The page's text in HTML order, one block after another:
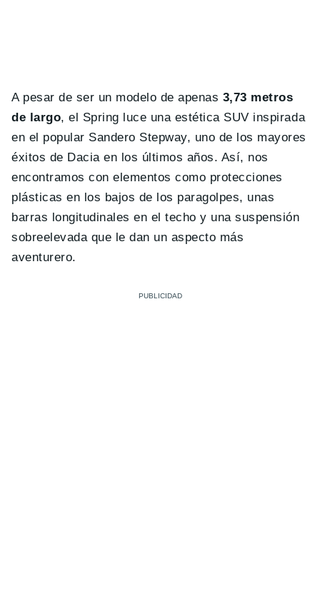
A pesar de ser un modelo de apenas 3,73 metros
de largo, el Spring luce una estética SUV inspirada
en el popular Sandero Stepway, uno de los mayores
éxitos de Dacia en los últimos años. Así, nos
encontramos con elementos como protecciones
plásticas en los bajos de los paragolpes, unas
barras longitudinales en el techo y una suspensión
sobreelevada que le dan un aspecto más
aventurero.